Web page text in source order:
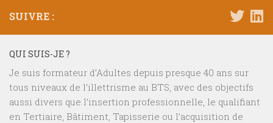
SUIVRE :
QUI SUIS-JE ?
Je suis formateur d’Adultes depuis presque 40 ans sur
tous niveaux de l’illettrisme au BTS, avec des objectifs
aussi divers que l’insertion professionnelle, le qualifiant
en Tertiaire, Bâtiment, Tapisserie ou l’acquisition de